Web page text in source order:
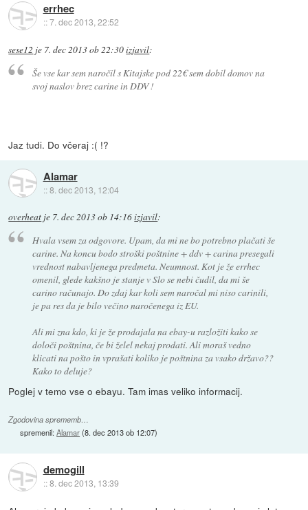
errhec
::7. dec 2013, 22:52
sese12 je 7. dec 2013 ob 22:30izjavil:
Še vse kar sem naročil s Kitajske pod 22€ sem dobil domov na
svoj naslov brez carine in DDV !
Jaz tudi. Do včeraj :( !?
Alamar
::8. dec 2013, 12:04
overheat je 7. dec 2013 ob 14:16izjavil:
Hvala vsem za odgovore. Upam, da mi ne bo potrebno plačati še
carine. Na koncu bodo stroški poštnine + ddv + carina presegali
vrednost nabavljenega predmeta. Neumnost. Kot je že errhec
omenil, glede kakšno je stanje v Slo se nebi čudil, da mi še
carino računajo. Do zdaj kar koli sem naročal mi niso carinili,
je pa res da je bilo večino naročenega iz EU.
Ali mi zna kdo, ki je že prodajala na ebay-u razložiti kako se
določi poštnina, če bi želel nekaj prodati. Ali moraš vedno
klicati na pošto in vprašati koliko je poštnina za vsako državo??
Kako to deluje?
Poglej v temo vse o ebayu. Tam imas veliko informacij.
Zgodovina sprememb…
spremenil:Alamar(8. dec 2013 ob 12:07)
demogill
::8. dec 2013, 13:39